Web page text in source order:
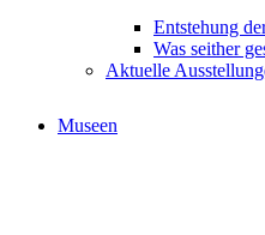
Entstehung
Was seither
Aktuelle
Museen